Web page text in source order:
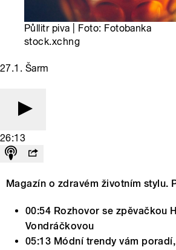
Půllitr piva | Foto: Fotobanka
stock.xchng
27.1. Šarm
26:13
Magazín o zdravém životním stylu.
00:54 Rozhovor se zpěvačkou
Vondráčkovou
05:13 Módní trendy vám